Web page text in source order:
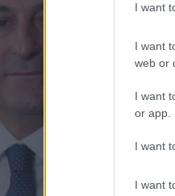
I want
I want
web or
I want
or app.
I want
I want